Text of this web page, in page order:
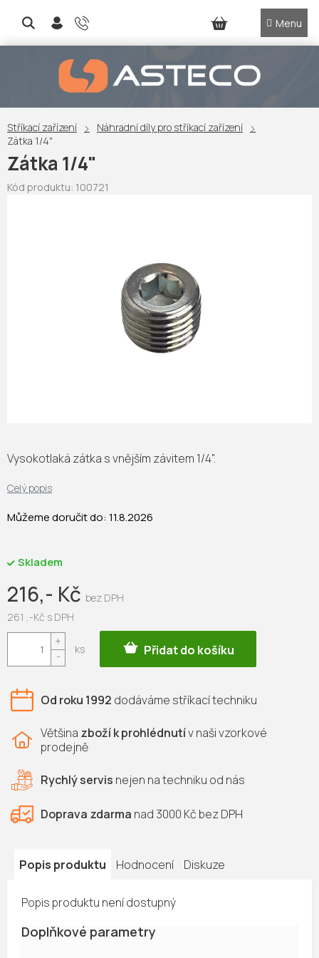
NÁKUPNÍ
KOŠÍK
Zátka 1/4"
Kód produktu: 100721
216,- Kč
261 ,-Kč s DPH
Měrná
Skladem
Můžeme doručit do: 11.8.2026
Přidat do košíku
Vysokotlaká zátka s vnějším závitem 1/4".
Celý popis
Od roku 1992 dodáváme stříkací techniku
Většina zboží k prohlédnutív naši vzorkové
prodejně
Rychlý servis nejen natechniku od nás
Doprava zdarma nad 3000 Kč bez DPH
Popis produktu Hodnocení Diskuze
Popis produktu není dostupný
Doplňkové parametry
Stříkací zařízení
Náhradní díly pro stříkací zařízení
Zátka 1/4"